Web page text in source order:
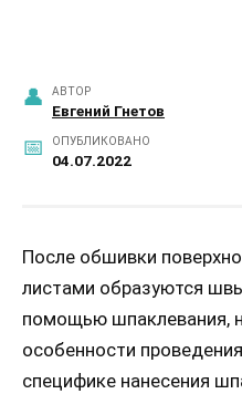
АВТОР
Евгений Гнетов
ОПУБЛИКОВАНО
04.07.2022
После обшивки
листами образуются
помощью шпаклевания,
особенности
специфике нанесения